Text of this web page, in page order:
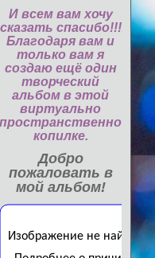
И всем вам хочу
сказать спасибо!!!
Благодаря вам и
только вам я
создаю ещё один
творческий
альбом в этой
виртуально
пространственной
копилке.
Добро
пожаловать в
мой альбом!